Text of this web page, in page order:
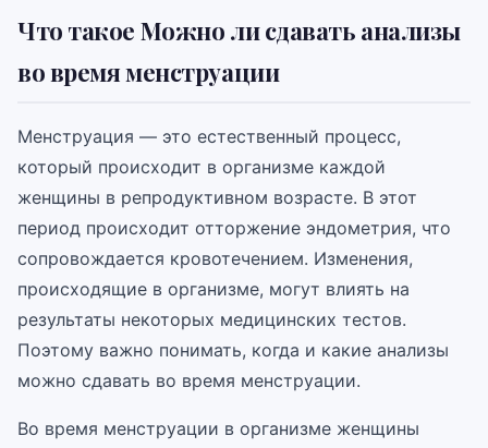
Что такое Можно ли сдавать анализы
во время менструации
Менструация — это естественный процесс,
который происходит в организме каждой
женщины в репродуктивном возрасте. В этот
период происходит отторжение эндометрия, что
сопровождается кровотечением. Изменения,
происходящие в организме, могут влиять на
результаты некоторых медицинских тестов.
Поэтому важно понимать, когда и какие анализы
можно сдавать во время менструации.
Во время менструации в организме женщины